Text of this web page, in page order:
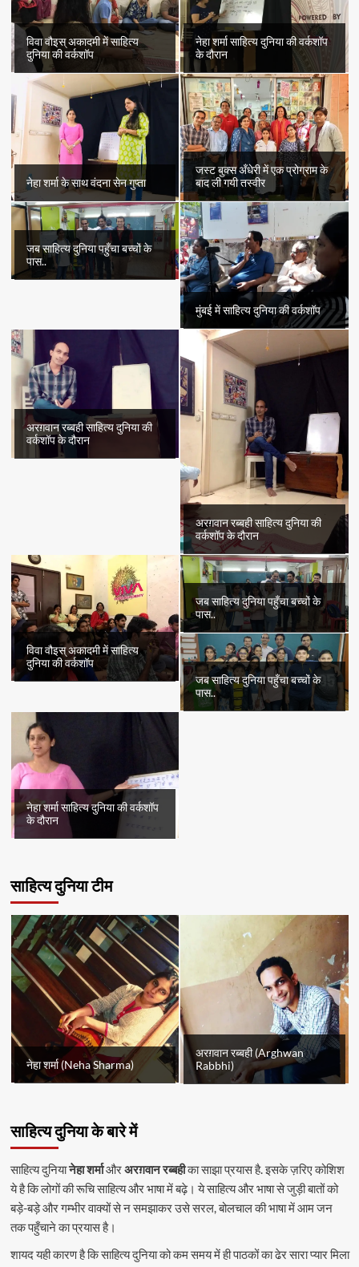
विवा वौइस् अकादमी में साहित्य
दुनिया की वर्कशॉप
नेहा शर्मा साहित्य दुनिया की वर्कशॉप
के दौरान
नेहा शर्मा के साथ वंदना सेन गुप्ता
जस्ट बुक्स अँधेरी में एक प्रोग्राम के
बाद ली गयी तस्वीर
जब साहित्य दुनिया पहुँचा बच्चों के
पास..
मुंबई में साहित्य दुनिया की वर्कशॉप
अरग़वान रब्बही साहित्य दुनिया की
वर्कशॉप के दौरान
अरग़वान रब्बही साहित्य दुनिया की
वर्कशॉप के दौरान
विवा वौइस् अकादमी में साहित्य
दुनिया की वर्कशॉप
जब साहित्य दुनिया पहुँचा बच्चों के
पास..
जब साहित्य दुनिया पहुँचा बच्चों के
पास..
नेहा शर्मा साहित्य दुनिया की वर्कशॉप
के दौरान
साहित्य दुनिया टीम
नेहा शर्मा (Neha Sharma)
अरग़वान रब्बही (Arghwan
Rabbhi)
साहित्य दुनिया के बारे में
साहित्य दुनियानेहा शर्माऔरअरग़वान रब्बहीका साझा प्रयास है. इसके ज़रिए कोशिश
ये है कि लोगों की रूचि साहित्य और भाषा में बढ़े। ये साहित्य और भाषा से जुड़ी बातों को
बड़े-बड़े और गम्भीर वाक्यों से न समझाकर उसे सरल, बोलचाल की भाषा में आम जन
तक पहुँचाने का प्रयास है।
शायद यही कारण है कि साहित्य दुनिया को कम समय में ही पाठकों का ढेर सारा प्यार मिला